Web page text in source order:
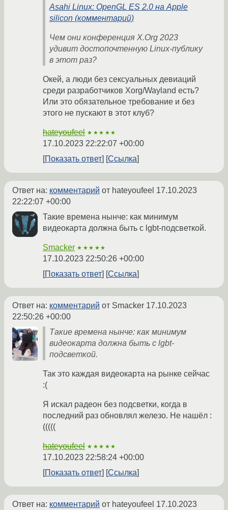
Asahi Linux: OpenGL ES 2.0 на Apple
silicon (комментарий)
Чем они конференция X.Org 2023
удивит достопочтенную Linux-публику
в этот раз?
Окей, а люди без сексуальных девиаций
среди разработчиков Xorg/Wayland есть?
Или это обязательное требование и без
этого не пускают в этот клуб?
hateyoufeel ★★★★★
17.10.2023 22:22:07 +00:00
Показать ответ
Ссылка
Ответ на: комментарий от hateyoufeel 17.10.2023
22:22:07 +00:00
Такие времена нынче: как минимум
видеокарта должна быть с lgbt-подсветкой.
Smacker ★★★★★
17.10.2023 22:50:26 +00:00
Показать ответ
Ссылка
Ответ на: комментарий от Smacker 17.10.2023
22:50:26 +00:00
Такие времена нынче: как минимум
видеокарта должна быть с lgbt-
подсветкой.
Так это каждая видеокарта на рынке сейчас
:(
Я искал радеон без подсветки, когда в
последний раз обновлял железо. Не нашёл :
(((((
hateyoufeel ★★★★★
17.10.2023 22:58:24 +00:00
Показать ответ
Ссылка
Ответ на: комментарий от hateyoufeel 17.10.2023